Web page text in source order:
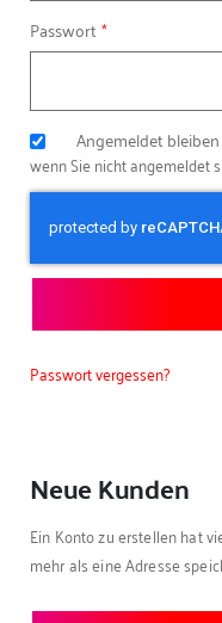
Passwort
Angemeldet bleiben
wenn Sie nicht angemeldet
Passwort vergessen?
Neue Kunden
Ein Konto zu erstellen hat
mehr als eine Adresse